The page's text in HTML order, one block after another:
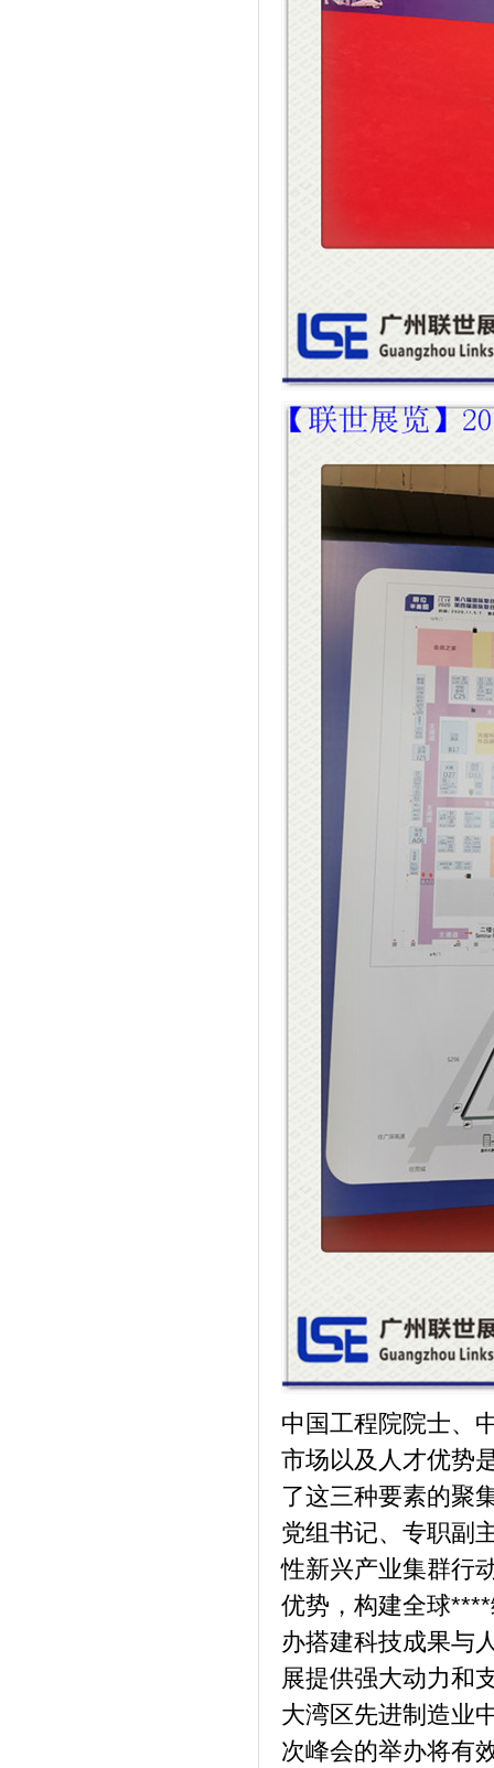
中国工程院院士、
市场以及人才优势
了这三种要素的聚
党组书记、专职副
性新兴产业集群行
优势，构建全球
办搭建科技成果与
展提供强大动力和
大湾区先进制造业
次峰会的举办将有